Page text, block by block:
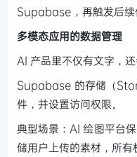
Supabase，再触发后续
多模态应用的数据管理
AI 产品里不仅有文字，
Supabase 的存储（
件，并设置访问权限。
典型场景：AI 绘图平台
储用户上传的素材，所有